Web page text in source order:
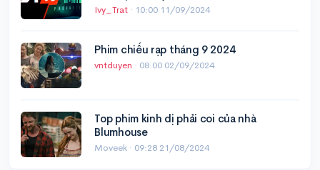
Ivy_Trat · 10:00 11/09/2024
Phim chiếu rạp tháng 9 2024
vntduyen · 08:00 02/09/2024
Top phim kinh dị phải coi của nhà
Blumhouse
Moveek · 09:28 21/08/2024